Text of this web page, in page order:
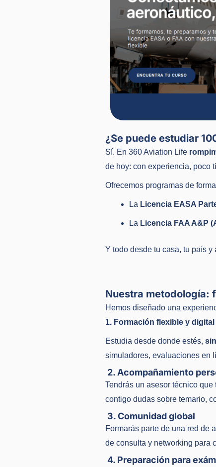
¿Se puede estudiar
Sí. En 360 Aviation Life
de hoy: con experiencia, poco
Ofrecemos programas de
La Licencia EASA
La Licencia FAA A&P
Y todo desde tu casa, tu país y
Nuestra metodología:
Hemos diseñado una
1. Formación flexible y digital
Estudia desde donde estés,
simuladores, evaluaciones en
2. Acompañamiento
Tendrás un asesor técnico
contigo dudas sobre temario,
3. Comunidad global
Formarás parte de una red de
de consulta y networking para
4. Preparación para